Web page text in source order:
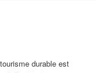
durable est